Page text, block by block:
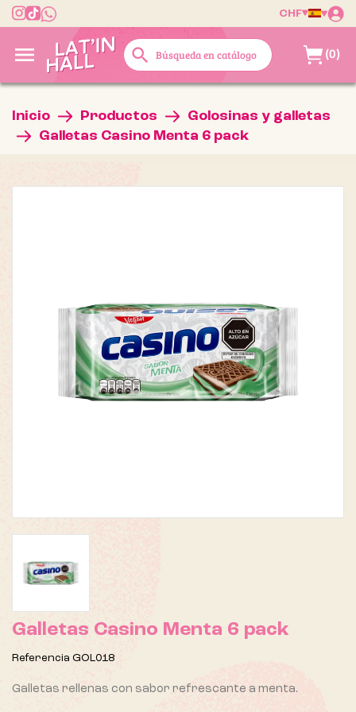
CHF
 search (0)
Inicio Productos
Golosinas y galletas
Galletas Casino Menta 6 pack
Galletas Casino Menta 6 pack
Referencia GOL018
Galletas rellenas con sabor refrescante a menta.